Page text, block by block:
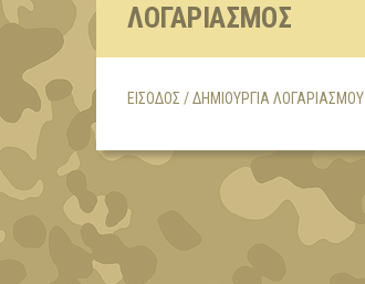
ΛΟΓΑΡΙΑΣΜΌΣ
ΕΊΣΟΔΟΣ / ΔΗΜΙΟΥΡΓΊΑ ΛΟΓΑΡΙΑΣΜΟΎ